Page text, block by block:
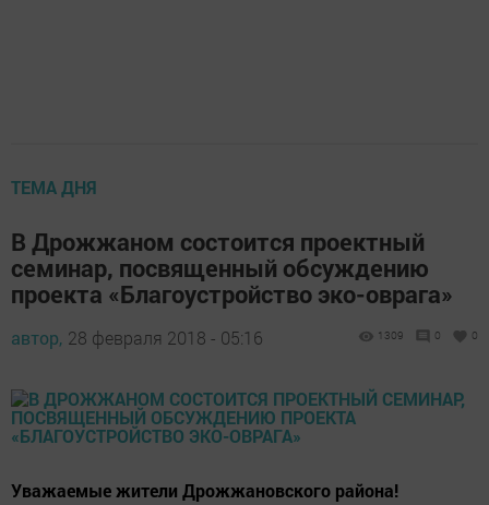
ТЕМА ДНЯ
В Дрожжаном состоится проектный
семинар, посвященный обсуждению
проекта «Благоустройство эко-оврага»
автор, 28 февраля 2018 - 05:16 1309 0 0
Уважаемые жители Дрожжановского района!